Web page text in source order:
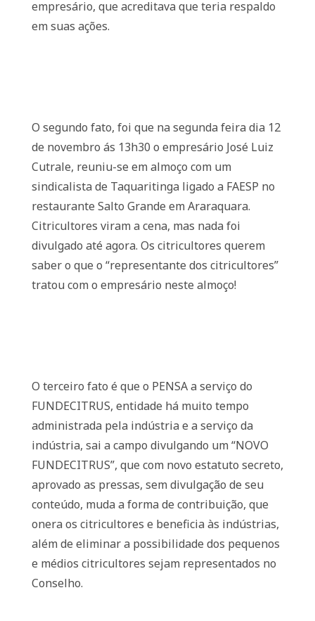
empresário, que acreditava que teria respaldo
em suas ações.
O segundo fato, foi que na segunda feira dia 12
de novembro ás 13h30 o empresário José Luiz
Cutrale, reuniu-se em almoço com um
sindicalista de Taquaritinga ligado a FAESP no
restaurante Salto Grande em Araraquara.
Citricultores viram a cena, mas nada foi
divulgado até agora. Os citricultores querem
saber o que o “representante dos citricultores”
tratou com o empresário neste almoço!
O terceiro fato é que o PENSA a serviço do
FUNDECITRUS, entidade há muito tempo
administrada pela indústria e a serviço da
indústria, sai a campo divulgando um “NOVO
FUNDECITRUS”, que com novo estatuto secreto,
aprovado as pressas, sem divulgação de seu
conteúdo, muda a forma de contribuição, que
onera os citricultores e beneficia às indústrias,
além de eliminar a possibilidade dos pequenos
e médios citricultores sejam representados no
Conselho.